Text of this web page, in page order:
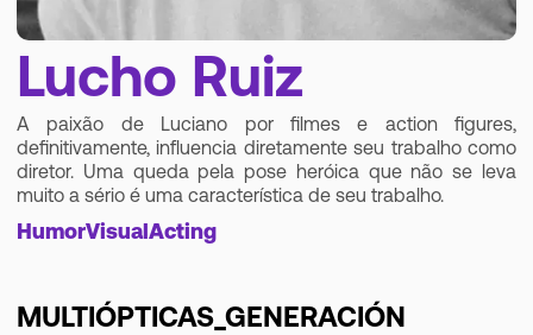
Lucho Ruiz
A paixão de Luciano por filmes e action figures,
definitivamente, influencia diretamente seu trabalho como
diretor. Uma queda pela pose heróica que não se leva
muito a sério é uma característica de seu trabalho.
HumorVisualActing
MULTIÓPTICAS_GENERACIÓN